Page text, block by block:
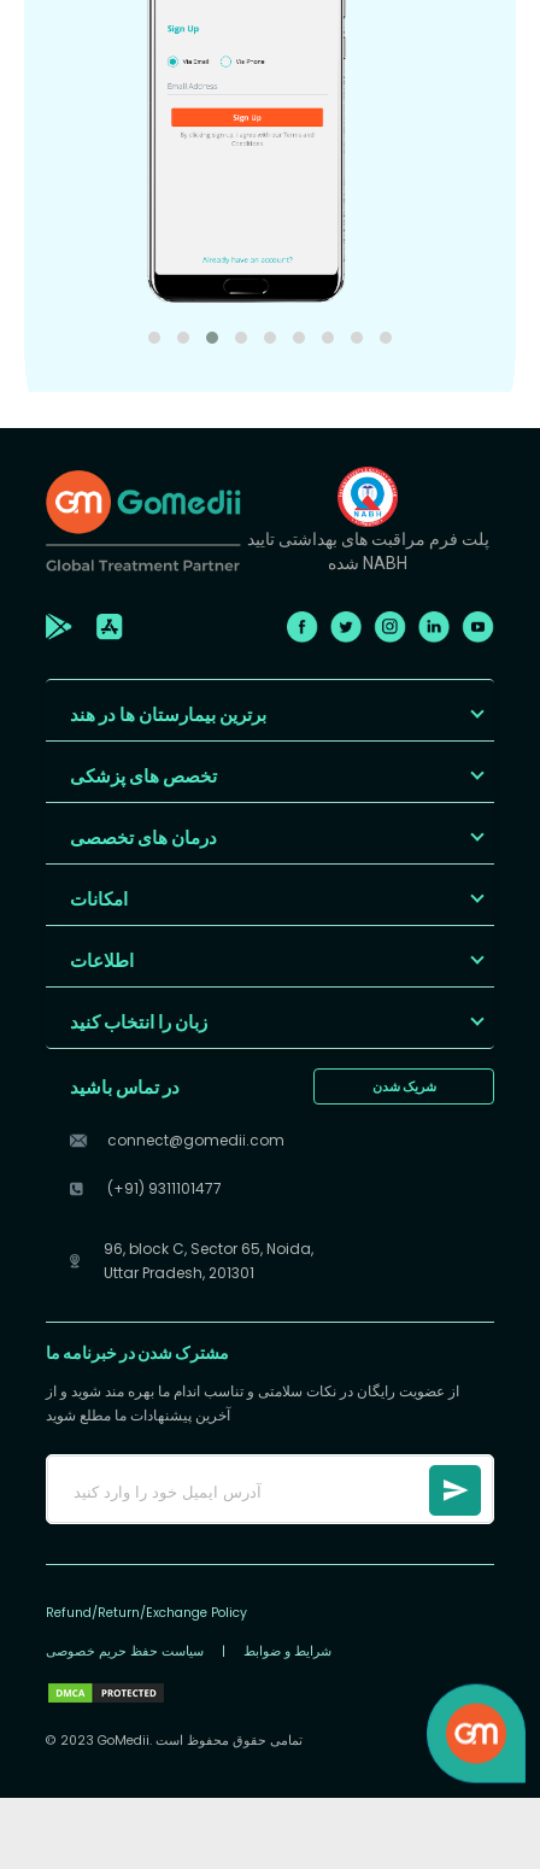
پلت فرم مراقبت های بهداشتی تایید
شده NABH
برترین بیمارستان ها در هند
تخصص های پزشکی
درمان های تخصصی
امکانات
اطلاعات
زبان را انتخاب کنید
شریک شدن در تماس باشید
connect@gomedii.com
(+91) 9311101477
96, block C, Sector 65, Noida,
Uttar Pradesh, 201301
مشترک شدن در خبرنامه ما
از عضویت رایگان در نکات سلامتی و تناسب اندام ما بهره مند شوید و از
آخرین پیشنهادات ما مطلع شوید
Refund/Return/Exchange Policy
سیاست حفظ حریم خصوصی | شرایط و ضوابط
© 2023 GoMedii. تمامی حقوق محفوظ است